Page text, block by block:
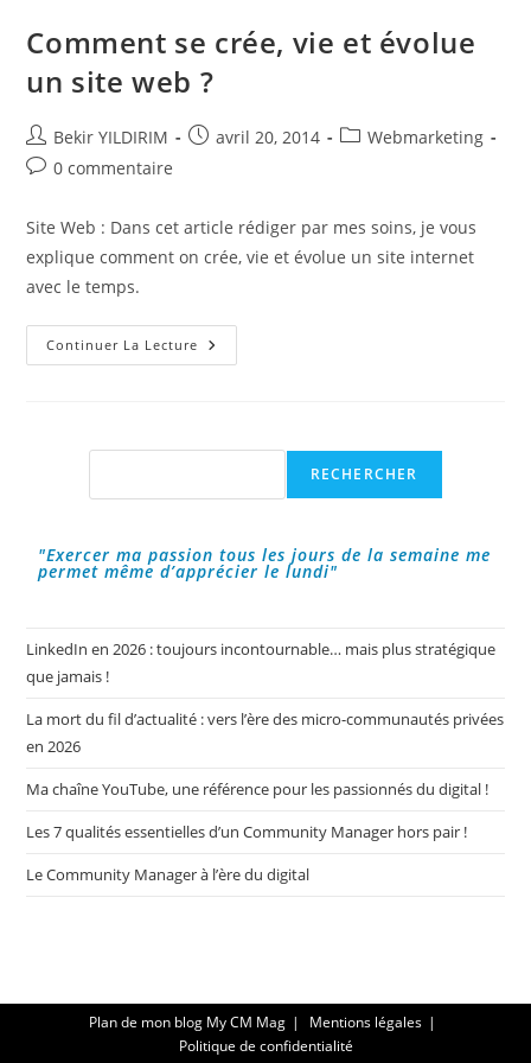
Comment se crée, vie et évolue
un site web ?
Auteur/autrice
de
Bekir YILDIRIM
Publication
avril 20, 2014
PostWebmarketing
Commentaires
la
publication :
0 commentaire
Site Web : Dans cet article rédiger par mes soins, je vous
explique comment on crée, vie et évolue un site internet
avec le temps.
Continuer La Lecture Comment
Se
Un
?
Rechercher
RECHERCHER
"Exercer ma passion tous les jours de la semaine me
permet même d’apprécier le lundi"
LinkedIn en 2026 : toujours incontournable… mais plus stratégique
que jamais !
La mort du fil d’actualité : vers l’ère des micro-communautés privées
en 2026
Ma chaîne YouTube, une référence pour les passionnés du digital !
Les 7 qualités essentielles d’un Community Manager hors pair !
Le Community Manager à l’ère du digital
Plan de mon blog My CM Mag
Mentions légales
Politique de confidentialité